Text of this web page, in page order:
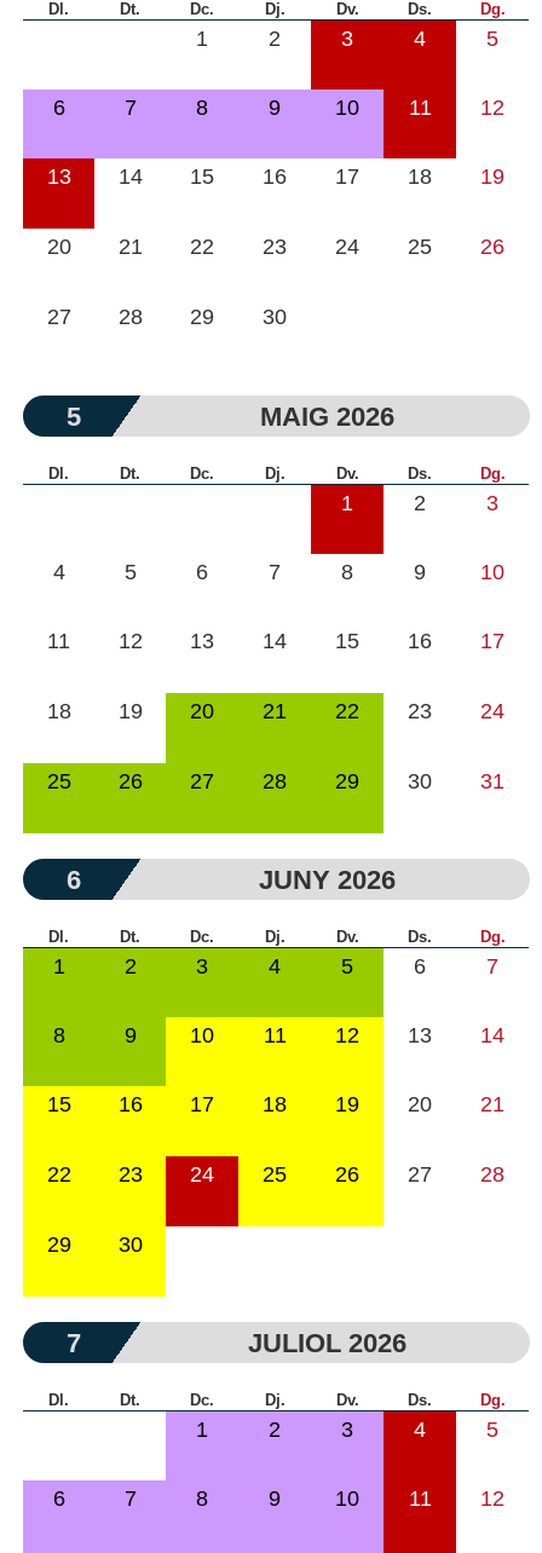
Dl. Dt. Dc. Dj. Dv. Ds. Dg.
1 2 3 4 5
6 7 8 9 10 11 12
13 14 15 16 17 18 19
20 21 22 23 24 25 26
27 28 29 30
5 MAIG 2026
Dl. Dt. Dc. Dj. Dv. Ds. Dg.
1 2 3
4 5 6 7 8 9 10
11 12 13 14 15 16 17
18 19 20 21 22 23 24
25 26 27 28 29 30 31
6 JUNY 2026
Dl. Dt. Dc. Dj. Dv. Ds. Dg.
1 2 3 4 5 6 7
8 9 10 11 12 13 14
15 16 17 18 19 20 21
22 23 24 25 26 27 28
29 30
7 JULIOL 2026
Dl. Dt. Dc. Dj. Dv. Ds. Dg.
1 2 3 4 5
6 7 8 9 10 11 12